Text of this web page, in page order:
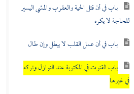
باب في أن قتل الحية والعقرب والمشي اليسير
للحاجة لا يكره
باب في أن عمل القلب لا يبطل وإن طال
باب القنوت في المكتوبة عند النوازل وتركه
في غيرها